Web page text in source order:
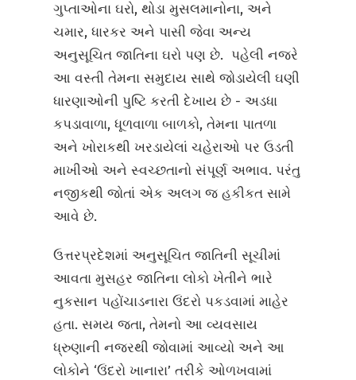
ગુપ્તાઓના ઘરો, થોડા મુસલમાનોના, અને
ચમાર, ધારકર અને પાસી જેવા અન્ય
અનુસૂચિત જાતિના ઘરો પણ છે. પહેલી નજરે
આ વસ્તી તેમના સમુદાય સાથે જોડાયેલી ઘણી
ધારણાઓની પુષ્ટિ કરતી દેખાય છે - અડધા
કપડાવાળા, ધૂળવાળા બાળકો, તેમના પાતળા
અને ખોરાકથી ખરડાયેલાં ચહેરાઓ પર ઉડતી
માખીઓ અને સ્વચ્છતાનો સંપૂર્ણ અભાવ. પરંતુ
નજીકથી જોતાં એક અલગ જ હકીકત સામે
આવે છે.
ઉત્તરપ્રદેશમાં અનુસૂચિત જાતિની સૂચીમાં
આવતા મુસહર જાતિના લોકો ખેતીને ભારે
નુકસાન પહોંચાડનારા ઉંદરો પકડવામાં માહેર
હતા. સમય જતા, તેમનો આ વ્યવસાય
ધ્રુણાની નજરથી જોવામાં આવ્યો અને આ
લોકોને ‘ઉંદરો ખાનારા’ તરીકે ઓળખવામાં